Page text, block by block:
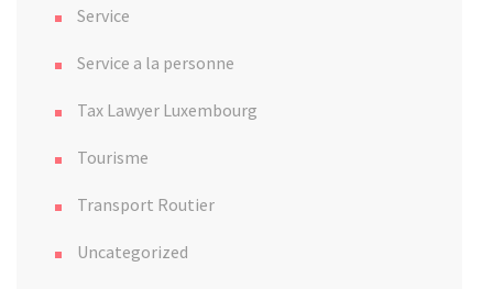
Service
Service a la personne
Tax Lawyer Luxembourg
Tourisme
Transport Routier
Uncategorized